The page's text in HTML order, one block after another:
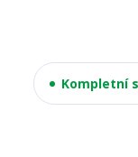
Kompletní